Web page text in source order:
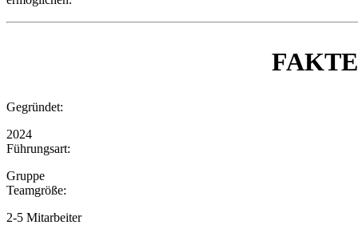
Gegründet:
2024
Führungsart:
Gruppe
Teamgröße:
2-5 Mitarbeiter